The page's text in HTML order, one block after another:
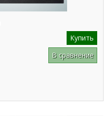
Купить
В сравнение